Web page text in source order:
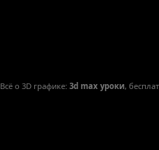
Всё о 3D графике: 3d max уроки,